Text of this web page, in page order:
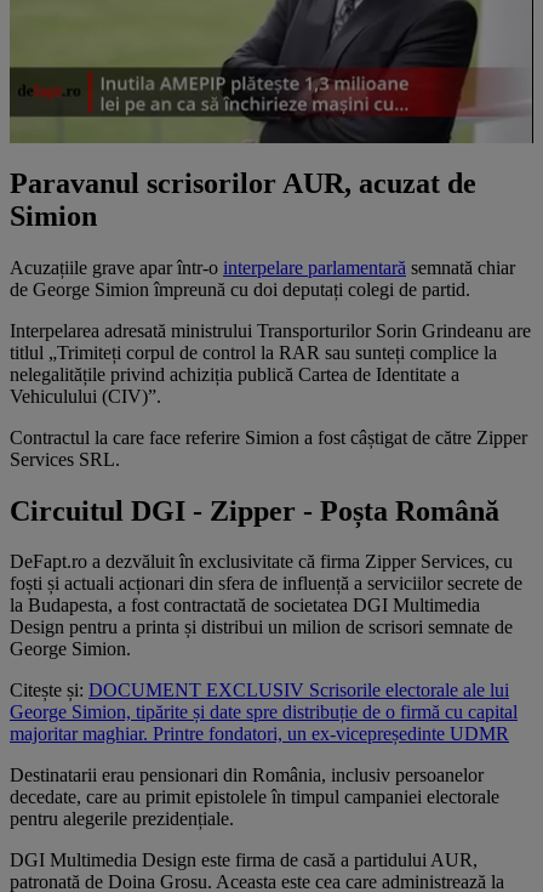
Paravanul scrisorilor AUR, acuzat de
Simion
Acuzațiile grave apar într-o interpelare parlamentară semnată chiar
de George Simion împreună cu doi deputați colegi de partid.
Interpelarea adresată ministrului Transporturilor Sorin Grindeanu are
titlul „Trimiteți corpul de control la RAR sau sunteți complice la
nelegalitățile privind achiziția publică Cartea de Identitate a
Vehiculului (CIV)”.
Contractul la care face referire Simion a fost câștigat de către Zipper
Services SRL.
Circuitul DGI - Zipper - Poșta Română
DeFapt.ro a dezvăluit în exclusivitate că firma Zipper Services, cu
foști și actuali acționari din sfera de influență a serviciilor secrete de
la Budapesta, a fost contractată de societatea DGI Multimedia
Design pentru a printa și distribui un milion de scrisori semnate de
George Simion.
Citește și: DOCUMENT EXCLUSIV Scrisorile electorale ale lui
George Simion, tipărite și date spre distribuție de o firmă cu capital
majoritar maghiar. Printre fondatori, un ex-vicepreședinte UDMR
Destinatarii erau pensionari din România, inclusiv persoanelor
decedate, care au primit epistolele în timpul campaniei electorale
pentru alegerile prezidențiale.
DGI Multimedia Design este firma de casă a partidului AUR,
patronată de Doina Grosu. Aceasta este cea care administrează la